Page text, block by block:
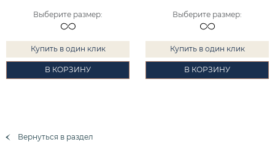
Выберите размер:
Купить в один клик
В КОРЗИНУ
Выберите размер:
Купить в один клик
В КОРЗИНУ
Вернуться в раздел